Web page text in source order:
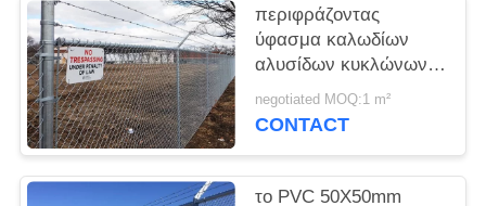
περιφράζοντας
ύφασμα καλωδίων
αλυσίδων κυκλώνων
2mm για την απόδειξη
ένδυσης επιτροπής
negotiated MOQ:1 m²
CONTACT
το PVC 50X50mm